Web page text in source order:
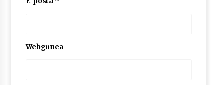
Webgunea